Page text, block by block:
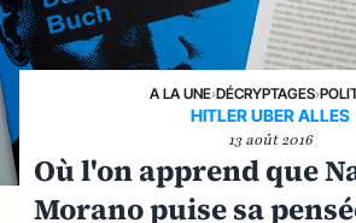
A LA UNE›DÉCRYPTAGES›
HITLER UBER ALLES
13 août 2016
Où l'on apprend que
Morano puise sa